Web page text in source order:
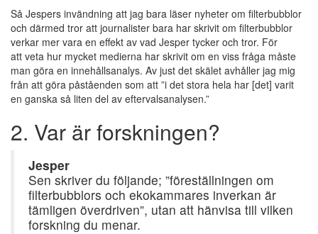
Så Jespers invändning att jag bara läser nyheter om filterbubblor
och därmed tror att journalister bara har skrivit om filterbubblor
verkar mer vara en effekt av vad Jesper tycker och tror. För
att veta hur mycket medierna har skrivit om en viss fråga måste
man göra en innehållsanalys. Av just det skälet avhåller jag mig
från att göra påståenden som att ”i det stora hela har [det] varit
en ganska så liten del av eftervalsanalysen.”
2. Var är forskningen?
Jesper
Sen skriver du följande; ”föreställningen om
filterbubblors och ekokammares inverkan är
tämligen överdriven”, utan att hänvisa till vilken
forskning du menar.